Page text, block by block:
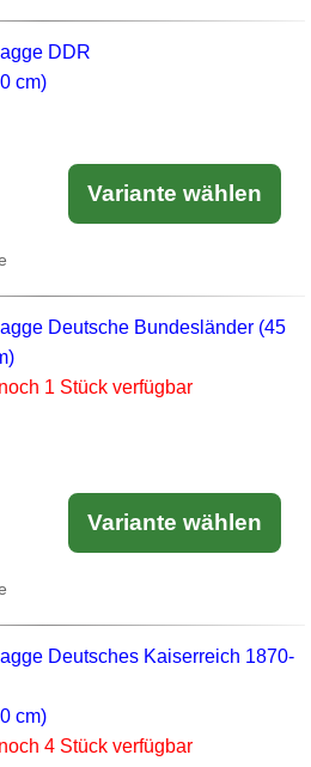
DDR
cm)
Variante wählen
Deutsche Bundesländer (45
1 Stück verfügbar
Variante wählen
Deutsches Kaiserreich 1870-
cm)
4 Stück verfügbar